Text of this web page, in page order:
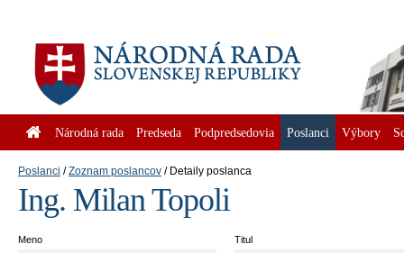
Národná rada Predseda Podpredsedovia Poslanci Výbory
Poslanci Zoznam poslancov Detaily poslanca
Ing. Milan Topoli
Meno
Titul